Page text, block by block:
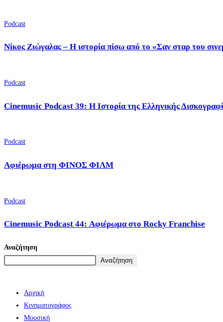
Podcast
Νίκος Ζιώγαλας – Η ιστορία πίσω από το «Σαν σταρ του
Podcast
Cinemusic Podcast 39: Η Ιστορία της Ελληνικής
Podcast
Αφιέρωμα στη ΦΙΝΟΣ ΦΙΛΜ
Podcast
Cinemusic Podcast 44: Αφιέρωμα στο Rocky Franchise
Αναζήτηση
Αναζήτηση
Αρχική
Κινηματογράφος
Μουσική